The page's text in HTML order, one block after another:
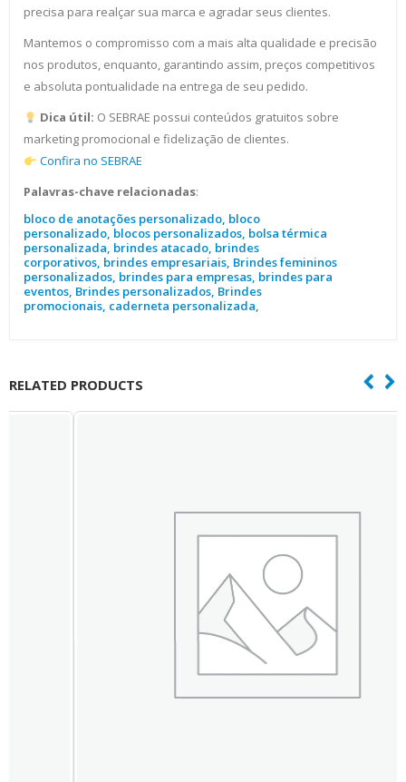
precisa para realçar sua marca e agradar seus clientes.
Mantemos o compromisso com a mais alta qualidade e precisão
nos produtos, enquanto, garantindo assim, preços competitivos
e absoluta pontualidade na entrega de seu pedido.
Dica útil: O SEBRAE possui conteúdos gratuitos sobre
marketing promocional e fidelização de clientes.
Confira no SEBRAE
Palavras-chave relacionadas:
bloco de anotações personalizado, bloco
personalizado, blocos personalizados, bolsa térmica
personalizada, brindes atacado, brindes
corporativos, brindes empresariais, Brindes femininos
personalizados, brindes para empresas, brindes para
eventos, Brindes personalizados, Brindes
promocionais, caderneta personalizada,
RELATED PRODUCTS